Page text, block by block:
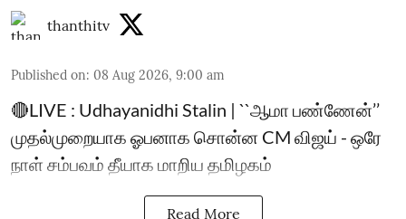
thanthitv
Published on: 08 Aug 2026, 9:00 am
🔴LIVE : Udhayanidhi Stalin | ``ஆமா பண்ணேன்’’
முதல்முறையாக ஓபனாக சொன்ன CM விஜய் - ஒரே
நாள் சம்பவம் தீயாக மாறிய தமிழகம்
Read More